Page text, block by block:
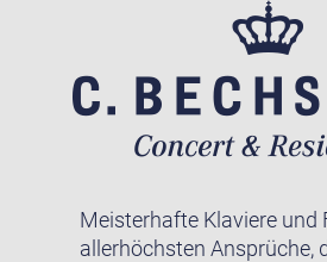
Meisterhafte Klaviere und
allerhöchsten Ansprüche,